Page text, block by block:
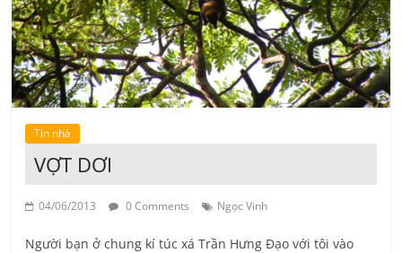
Tin nhà
VỢT DƠI
04/06/2013 0 Comments Ngọc Vinh
Người bạn ở chung kí túc xá Trần Hưng Đạo với tôi vào